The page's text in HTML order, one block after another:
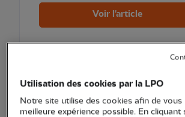
Voir l'article
Utilisation des cookies par la LPO
Notre site utilise des cookies afin de vous
meilleure expérience possible. En cliquant